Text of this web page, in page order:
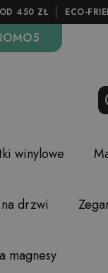
450 ZŁ ECO-
winylowe
drzwi
magnesy